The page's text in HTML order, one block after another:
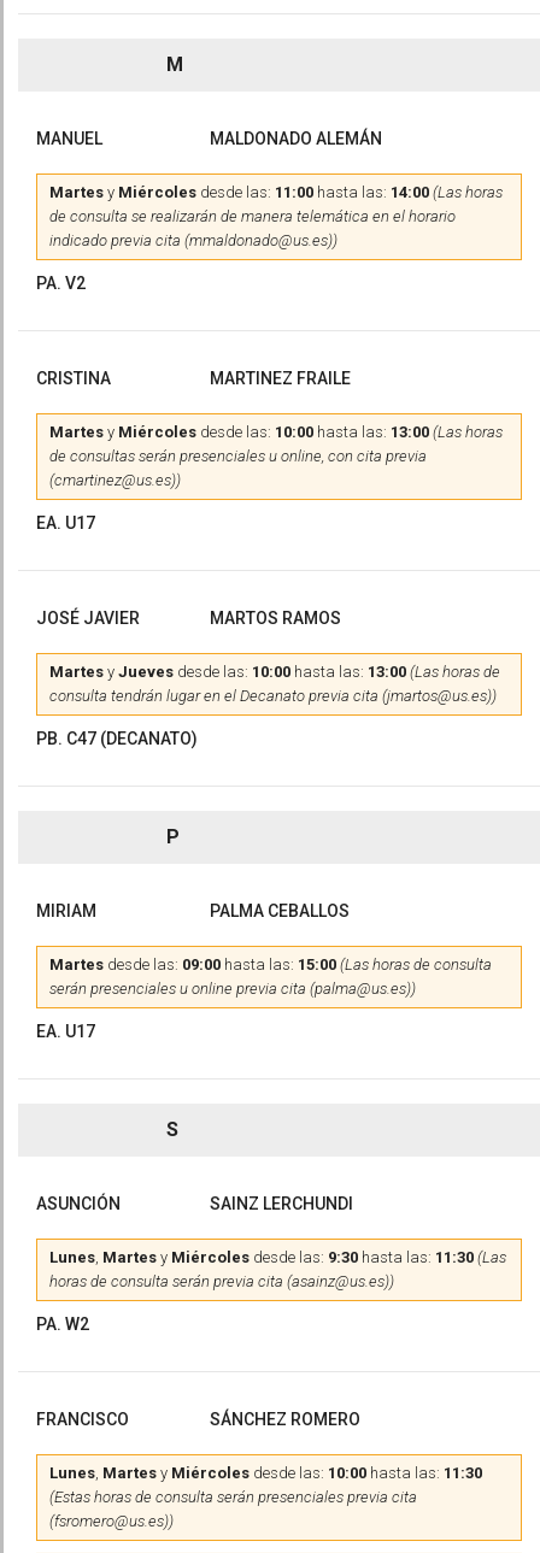
M
MANUEL MALDONADO ALEMÁN
Martes y Miércoles desde las: 11:00 hasta las: 14:00 (Las horas
de consulta se realizarán de manera telemática en el horario
indicado previa cita (mmaldonado@us.es))
PA. V2
CRISTINA MARTINEZ FRAILE
Martes y Miércoles desde las: 10:00 hasta las: 13:00 (Las horas
de consultas serán presenciales u online, con cita previa
(cmartinez@us.es))
EA. U17
JOSÉ JAVIER MARTOS RAMOS
Martes y Jueves desde las: 10:00 hasta las: 13:00 (Las horas de
consulta tendrán lugar en el Decanato previa cita (jmartos@us.es))
PB. C47 (DECANATO)
P
MIRIAM PALMA CEBALLOS
Martes desde las: 09:00 hasta las: 15:00 (Las horas de consulta
serán presenciales u online previa cita (palma@us.es))
EA. U17
S
ASUNCIÓN SAINZ LERCHUNDI
Lunes, Martes y Miércoles desde las: 9:30 hasta las: 11:30 (Las
horas de consulta serán previa cita (asainz@us.es))
PA. W2
FRANCISCO SÁNCHEZ ROMERO
Lunes, Martes y Miércoles desde las: 10:00 hasta las: 11:30
(Estas horas de consulta serán presenciales previa cita
(fsromero@us.es))